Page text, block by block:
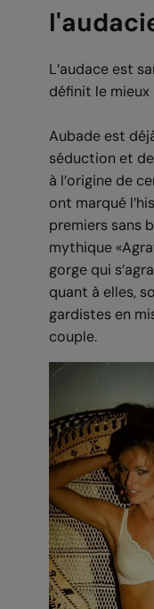
L’audace est
définit le mieux
Aubade est
séduction et
à l’origine de
ont marqué
premiers sans
mythique
gorge qui
quant à elles,
gardistes en
couple.